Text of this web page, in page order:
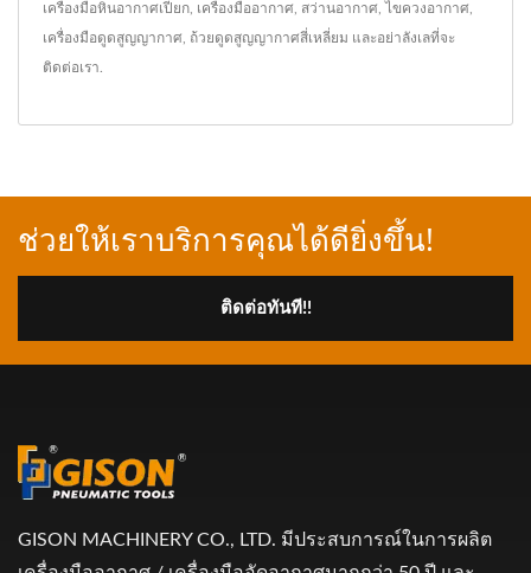
เครื่องมือหินอากาศเปียก เครื่องมืออากาศ สว่านอากาศ ไขควงอากาศ
เครื่องมือดูดสูญญากาศ ถ้วยดูดสูญญากาศสี่เหลี่ยม และอย่าลังเลที่จะ
ติดต่อเรา
ช่วยให้เราบริการคุณได้ดียิ่งขึ้น!
ติดต่อทันที!!
GISON MACHINERY CO., LTD. มีประสบการณ์ในการผลิต